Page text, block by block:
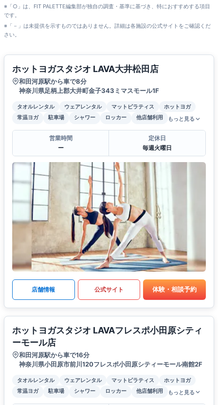
※「○」は、FIT PALETTE編集部が独自の調査・基準に基づき、特におすすめする項目
です。
※「－」は未提供を示すものではありません。詳細は各施設の公式サイトをご確認くだ
さい。
ホットヨガスタジオ LAVA大井松田店
和田河原駅から車で8分
神奈川県足柄上郡大井町金子343ミマスモール1F
タオルレンタル ウェアレンタル マットピラティス
ホットヨガ
常温ヨガ
駐車場 シャワー ロッカー 他店舗利用 もっと見る
営業時間
ー
定休日
毎週火曜日
店舗情報 公式サイト 体験・相談予約
ホットヨガスタジオ LAVAフレスポ小田原シティ
ーモール店
和田河原駅から車で16分
神奈川県小田原市前川120フレスポ小田原シティーモール南館2F
タオルレンタル ウェアレンタル マットピラティス
ホットヨガ
常温ヨガ
駐車場 シャワー ロッカー 他店舗利用 もっと見る